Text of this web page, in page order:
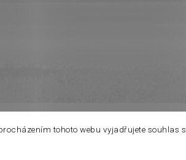
tohoto webu vyjadřujete souhlas s